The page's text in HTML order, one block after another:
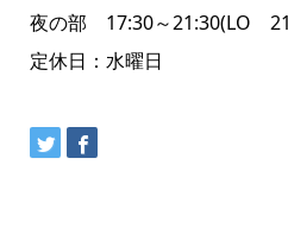
夜の部 17:30～21:30(LO
定休日：水曜日